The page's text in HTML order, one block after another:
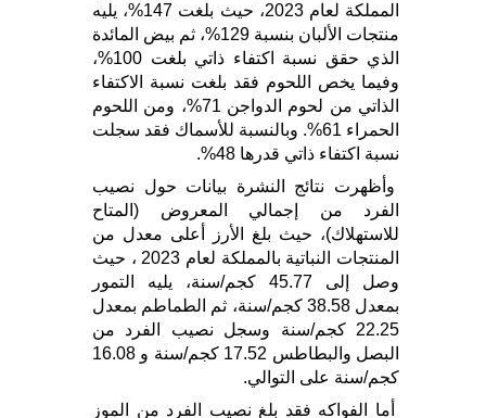
المملكة لعام 2023، حيث بلغت 147%، يليه
منتجات الألبان بنسبة 129%، ثم بيض المائدة
الذي حقق نسبة اكتفاء ذاتي بلغت 100%،
وفيما يخص اللحوم فقد بلغت نسبة الاكتفاء
الذاتي من لحوم الدواجن 71%، ومن اللحوم
الحمراء 61%. وبالنسبة للأسماك فقد سجلت
نسبة اكتفاء ذاتي قدرها 48%.
وأظهرت نتائج النشرة بيانات حول نصيب
الفرد من إجمالي المعروض (المتاح
للاستهلاك)، حيث بلغ الأرز أعلى معدل من
المنتجات النباتية بالمملكة لعام 2023 ، حيث
وصل إلى 45.77 كجم/سنة، يليه التمور
بمعدل 38.58 كجم/سنة، ثم الطماطم بمعدل
22.25 كجم/سنة وسجل نصيب الفرد من
البصل والبطاطس 17.52 كجم/سنة و 16.08
كجم/سنة على التوالي.
أما الفواكه فقد بلغ نصيب الفرد من الموز